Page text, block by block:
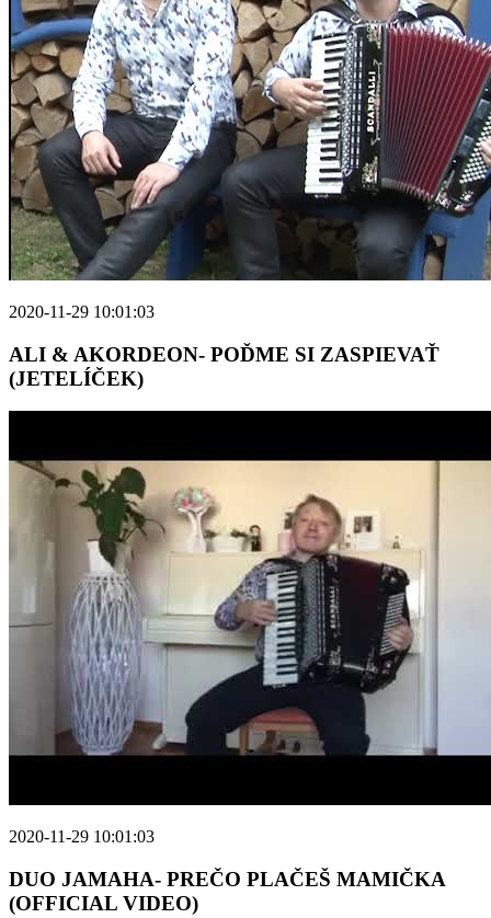
2020-11-29 10:01:03
ALI & AKORDEON- POĎME SI ZASPIEVAŤ
(JETELÍČEK)
2020-11-29 10:01:03
DUO JAMAHA- PREČO PLAČEŠ MAMIČKA
(OFFICIAL VIDEO)